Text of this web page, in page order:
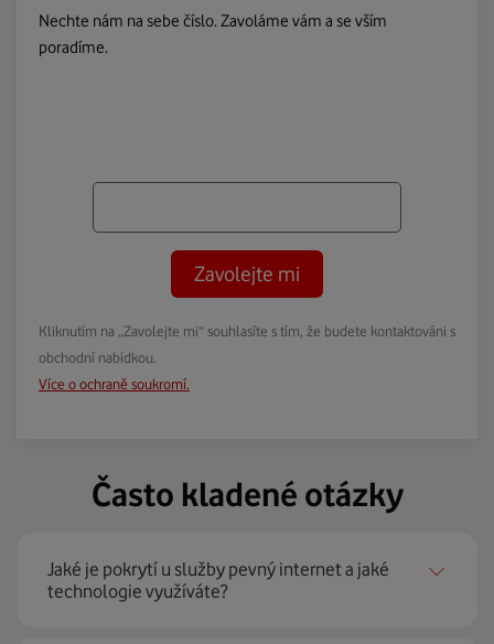
Nechte nám na sebe číslo. Zavoláme vám a se vším
poradíme.
Zavolejte mi
Kliknutím na „Zavolejte mi“ souhlasíte s tím, že budete kontaktováni s
obchodní nabídkou.
Více o ochraně soukromí.
Často kladené otázky
Jaké je pokrytí u služby pevný internet a jaké
technologie využíváte?